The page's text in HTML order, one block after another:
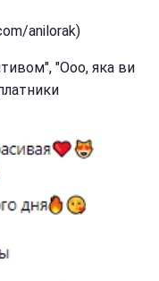
anilorak)
"Ооо, яка ви